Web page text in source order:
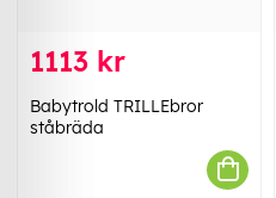
1113 kr
Babytrold TRILLEbror
ståbräda